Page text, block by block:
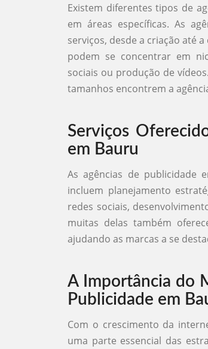
Existem diferentes tipos de
em áreas específicas. As
serviços, desde a criação até
podem se concentrar em
sociais ou produção de
tamanhos encontrem a
Serviços
em Bauru
As agências de publicidade
incluem planejamento
redes sociais,
muitas delas também
ajudando as marcas a se
A Importância do
Publicidade em
Com o crescimento da
uma parte essencial das